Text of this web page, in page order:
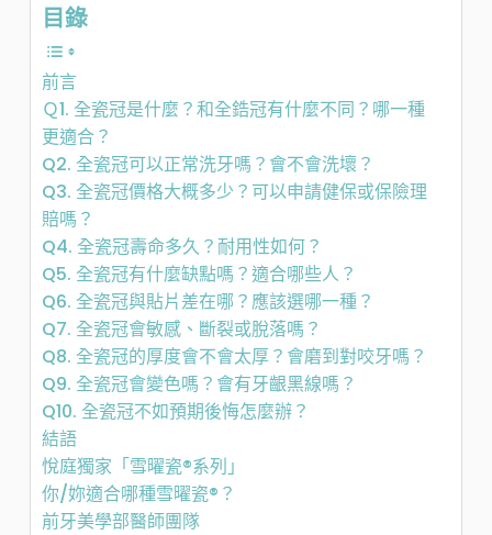
目錄
前言
Ｑ1. 全瓷冠是什麼？和全鋯冠有什麼不同？哪一種
更適合？
Q2. 全瓷冠可以正常洗牙嗎？會不會洗壞？
Q3. 全瓷冠價格大概多少？可以申請健保或保險理
賠嗎？
Q4. 全瓷冠壽命多久？耐用性如何？
Q5. 全瓷冠有什麼缺點嗎？適合哪些人？
Q6. 全瓷冠與貼片差在哪？應該選哪一種？
Q7. 全瓷冠會敏感、斷裂或脫落嗎？
Q8. 全瓷冠的厚度會不會太厚？會磨到對咬牙嗎？
Q9. 全瓷冠會變色嗎？會有牙齦黑線嗎？
Q10. 全瓷冠不如預期後悔怎麼辦？
結語
悅庭獨家「雪曜瓷®系列」
你/妳適合哪種雪曜瓷®？
前牙美學部醫師團隊